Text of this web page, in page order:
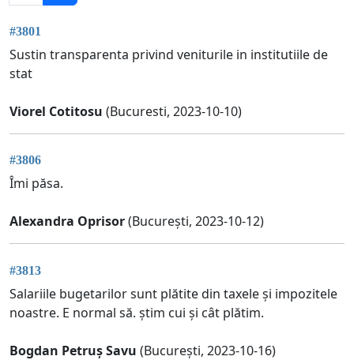
#3801
Sustin transparenta privind veniturile in institutiile de
stat
Viorel Cotitosu (Bucuresti, 2023-10-10)
#3806
Îmi păsa.
Alexandra Oprisor(București, 2023-10-12)
#3813
Salariile bugetarilor sunt plătite din taxele și impozitele
noastre. E normal să. știm cui și cât plătim.
Bogdan Petruș Savu (București, 2023-10-16)